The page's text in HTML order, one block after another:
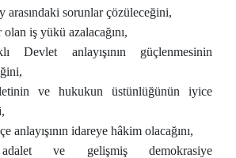
arasındaki sorunlar çözüleceğini,
olan iş yükü azalacağını,
Devlet anlayışının güçlenmesinin
ve hukukun üstünlüğünün iyice
anlayışının idareye hâkim olacağını,
ve gelişmiş demokrasiye